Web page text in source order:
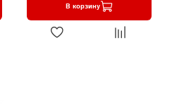
В корзину